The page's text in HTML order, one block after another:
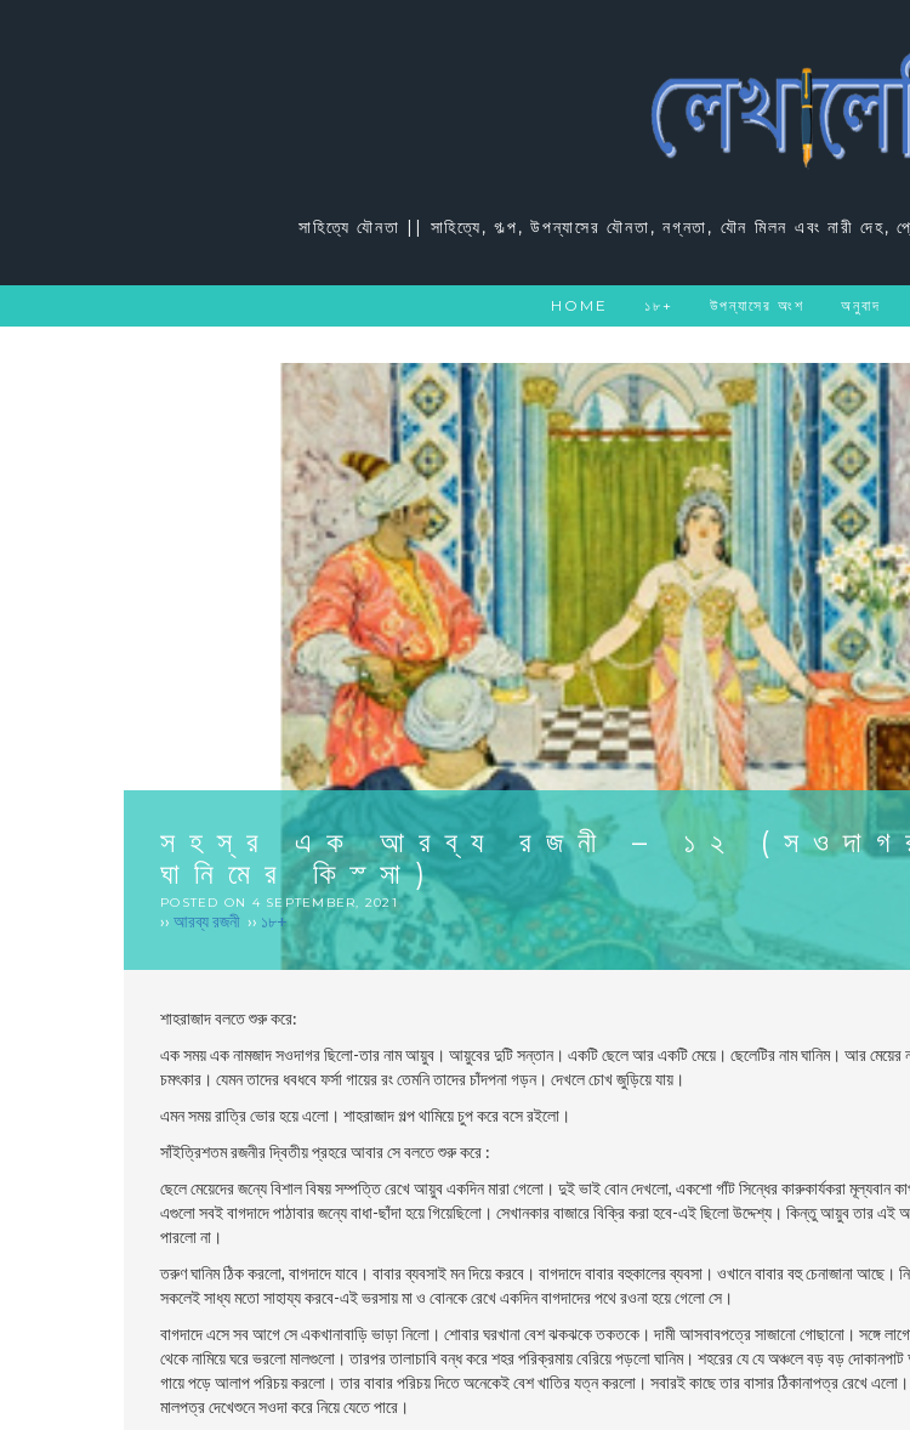
সাহিত্যে যৌনতা || সাহিত্যে, গল্প, উপন্যাসের যৌনতা, নগ্নতা, যৌন মিলন এবং নারী দেহ,
HOME ১৮+ উপন্যাসের অংশ অনুবাদ
সহস্র এক আরব্য রজনী – ১২
ঘানিমের কিস্সা)
POSTED ON 4 SEPTEMBER, 2021
›› আরব্য রজনী ›› ১৮+
শাহরাজাদ বলতে শুরু করে:
এক সময় এক নামজাদ সওদাগর ছিলো-তার নাম আয়ুব। আয়ুবের দুটি সন্তান। একটি ছেলে আর একটি মেয়ে। ছেলেটির নাম ঘানিম। আর মেয়ের
চমৎকার। যেমন তাদের ধবধবে ফর্সা গায়ের রং তেমনি তাদের চাঁদপনা গড়ন। দেখলে চোখ জুড়িয়ে যায়।
এমন সময় রাত্রি ভোর হয়ে এলো। শাহরাজাদ গল্প থামিয়ে চুপ করে বসে রইলো।
সাঁইত্রিশতম রজনীর দ্বিতীয় প্রহরে আবার সে বলতে শুরু করে :
ছেলে মেয়েদের জন্যে বিশাল বিষয় সম্পত্তি রেখে আয়ুব একদিন মারা গেলো। দুই ভাই বোন দেখলো, একশো গাঁট সিন্ধের কারুকার্যকরা মূল্যবান
এগুলো সবই বাগদাদে পাঠাবার জন্যে বাধা-ছাঁদা হয়ে গিয়েছিলো। সেখানকার বাজারে বিক্রি করা হবে-এই ছিলো উদ্দেশ্য। কিন্তু আয়ুব তার
পারলো না।
তরুণ ঘানিম ঠিক করলো, বাগদাদে যাবে। বাবার ব্যবসাই মন দিয়ে করবে। বাগদাদে বাবার বহুকালের ব্যবসা। ওখানে বাবার বহু চেনাজানা আছে।
সকলেই সাধ্য মতো সাহায্য করবে-এই ভরসায় মা ও বোনকে রেখে একদিন বাগদাদের পথে রওনা হয়ে গেলো সে।
বাগদাদে এসে সব আগে সে একখানাবাড়ি ভাড়া নিলো। শোবার ঘরখানা বেশ ঝকঝকে তকতকে। দামী আসবাবপত্রে সাজানো গোছানো। সঙ্গে
থেকে নামিয়ে ঘরে ভরলো মালগুলো। তারপর তালাচাবি বন্ধ করে শহর পরিক্রমায় বেরিয়ে পড়লো ঘানিম। শহরের যে যে অঞ্চলে বড় বড়
গায়ে পড়ে আলাপ পরিচয় করলো। তার বাবার পরিচয় দিতে অনেকেই বেশ খাতির যত্ন করলো। সবারই কাছে তার বাসার ঠিকানাপত্র রেখে
মালপত্র দেখেশুনে সওদা করে নিয়ে যেতে পারে।